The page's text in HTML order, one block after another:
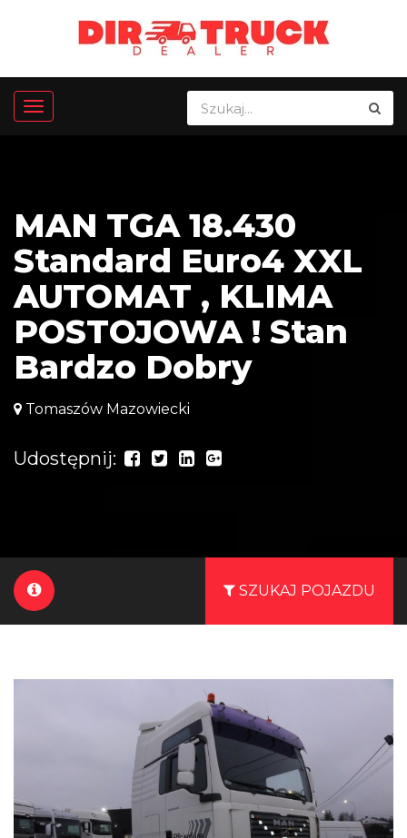
MAN TGA 18.430
Standard Euro4 XXL
AUTOMAT , KLIMA
POSTOJOWA ! Stan
Bardzo Dobry
Tomaszów Mazowiecki
Udostępnij:
SZUKAJ POJAZDU